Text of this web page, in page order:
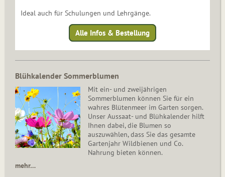
Ideal auch für Schulungen und Lehrgänge.
Alle Infos & Bestellung
Blühkalender Sommerblumen
Mit ein- und zweijährigen
Sommerblumen können Sie für ein
wahres Blütenmeer im Garten sorgen.
Unser Aussaat- und Blühkalender hilft
Ihnen dabei, die Blumen so
auszuwählen, dass Sie das gesamte
Gartenjahr Wildbienen und Co.
Nahrung bieten können.
mehr…